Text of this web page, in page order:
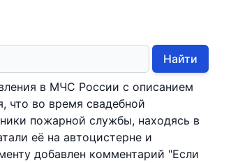
Найти
в МЧС России с описанием
что во время свадебной
пожарной службы, находясь в
её на автоцистерне и
добавлен комментарий "Если